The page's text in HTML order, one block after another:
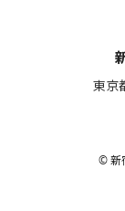
東京
© 新